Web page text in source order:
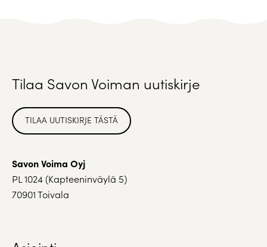
Tilaa Savon Voiman uutiskirje
TILAA UUTISKIRJE TÄSTÄ
Savon Voima Oyj
PL 1024 (Kapteeninväylä 5)
70901 Toivala